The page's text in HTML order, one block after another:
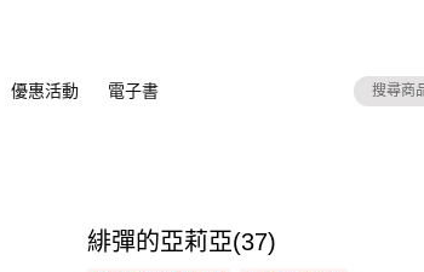
優惠活動 電子書
緋彈的亞莉亞(37)